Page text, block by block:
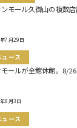
モール久御山の複数
7月29日
ュース
ールが全館休館。8/26
8月3日
ュース